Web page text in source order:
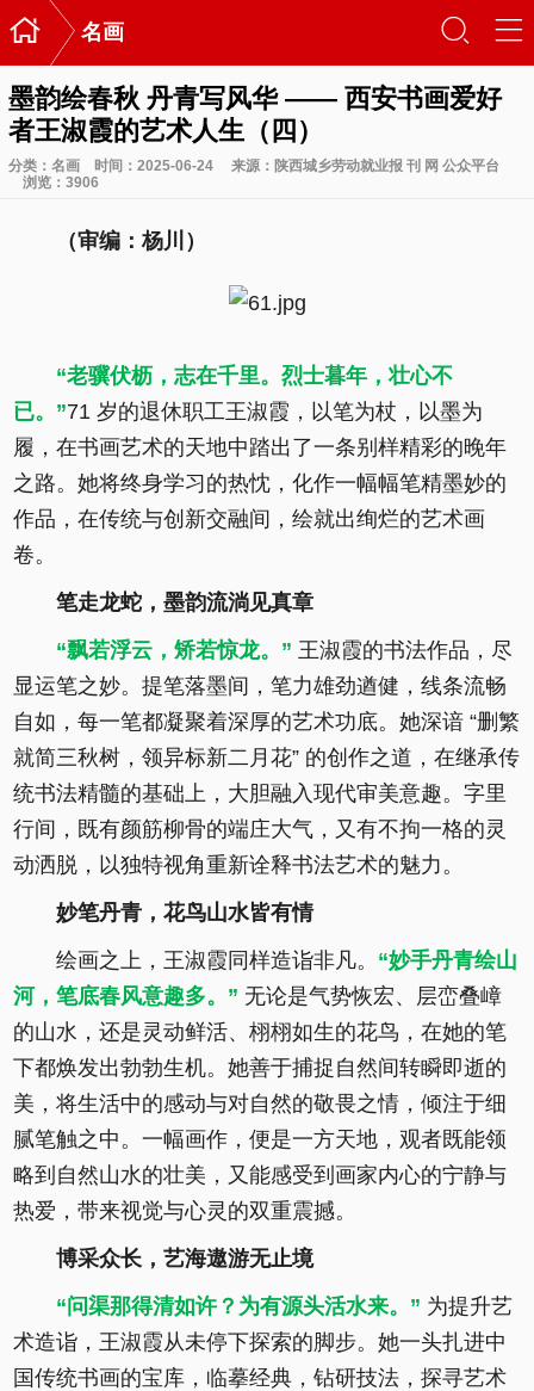
 名画 󰃙 󰆉
墨韵绘春秋 丹青写风华 —— 西安书画爱好
者王淑霞的艺术人生（四）
分类： 名画 时间：2025-06-24
来源：陕西城乡劳动就业报 刊 网 公众平台
浏览： 3906
（审编：杨川）
“老骥伏枥，志在千里。烈士暮年，壮心不
已。”71 岁的退休职工王淑霞，以笔为杖，以墨为
履，在书画艺术的天地中踏出了一条别样精彩的晚年
之路。她将终身学习的热忱，化作一幅幅笔精墨妙的
作品，在传统与创新交融间，绘就出绚烂的艺术画
卷。
笔走龙蛇，墨韵流淌见真章
“飘若浮云，矫若惊龙。” 王淑霞的书法作品，尽
显运笔之妙。提笔落墨间，笔力雄劲遒健，线条流畅
自如，每一笔都凝聚着深厚的艺术功底。她深谙 “删繁
就简三秋树，领异标新二月花” 的创作之道，在继承传
统书法精髓的基础上，大胆融入现代审美意趣。字里
行间，既有颜筋柳骨的端庄大气，又有不拘一格的灵
动洒脱，以独特视角重新诠释书法艺术的魅力。
妙笔丹青，花鸟山水皆有情
绘画之上，王淑霞同样造诣非凡。 “妙手丹青绘山
河，笔底春风意趣多。” 无论是气势恢宏、层峦叠嶂
的山水，还是灵动鲜活、栩栩如生的花鸟，在她的笔
下都焕发出勃勃生机。她善于捕捉自然间转瞬即逝的
美，将生活中的感动与对自然的敬畏之情，倾注于细
腻笔触之中。一幅画作，便是一方天地，观者既能领
略到自然山水的壮美，又能感受到画家内心的宁静与
热爱，带来视觉与心灵的双重震撼。
博采众长，艺海遨游无止境
“问渠那得清如许？为有源头活水来。” 为提升艺
术造诣，王淑霞从未停下探索的脚步。她一头扎进中
国传统书画的宝库，临摹经典，钻研技法，探寻艺术